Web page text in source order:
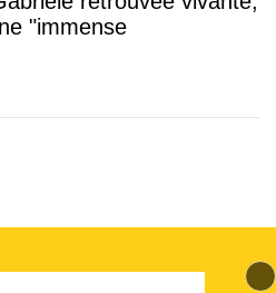
"immense